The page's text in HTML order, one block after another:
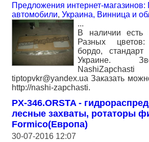
Предложения интернет-магазинов:
автомобили, Украина, Винница и
...
В наличии есть
Разных
бордо,
Украине.
NashiZapchasti
tiptopvkr@yandex.ua Заказать
http://nashi-zapchasti.
PX-346.ORSTA -
лесные захваты, ротаторы
Formico(Европа)
30-07-2016 12:07